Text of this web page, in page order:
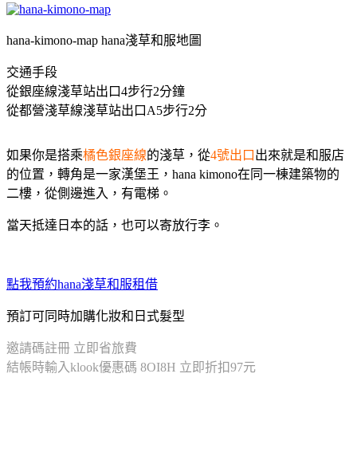
hana-kimono-map hana淺草和服地圖
交通手段
從銀座線淺草站出口4步行2分鐘
從都營淺草線淺草站出口A5步行2分
如果你是搭乘橘色銀座線的淺草，從4號出口 出來就是和服店
的位置，轉角是一家漢堡王，hana kimono在同一棟建築物的
二樓，從側邊進入，有電梯。
當天抵達日本的話，也可以寄放行李。
點我預約hana淺草和服租借
預訂可同時加購化妝和日式髮型
邀請碼註冊 立即省旅費
結帳時輸入klook優惠碼 8OI8H 立即折扣97元